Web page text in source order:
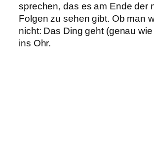
sprechen, das es am Ende der
Folgen zu sehen gibt. Ob man
nicht: Das Ding geht (genau
ins Ohr.